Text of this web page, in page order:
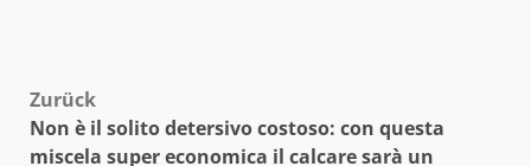
Beitragsnavigation
Zurück
Non è il solito detersivo costoso: con questa
miscela super economica il calcare sarà un